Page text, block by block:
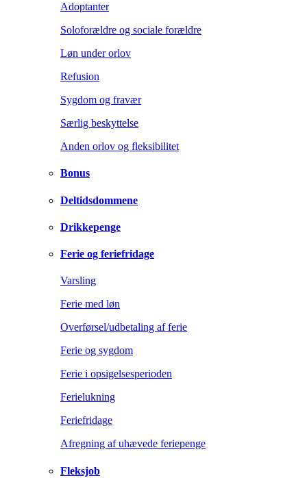
Adoptanter
Soloforældre og sociale forældre
Løn under orlov
Refusion
Sygdom og fravær
Særlig beskyttelse
Anden orlov og fleksibilitet
Bonus
Deltidsdommene
Drikkepenge
Ferie og feriefridage
Varsling
Ferie med løn
Overførsel/udbetaling af ferie
Ferie og sygdom
Ferie i opsigelsesperioden
Ferielukning
Feriefridage
Afregning af uhævede feriepenge
Fleksjob